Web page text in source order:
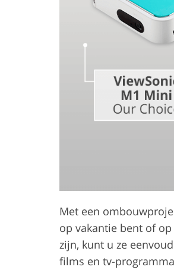
Met een
op vakantie bent of
zijn, kunt u ze
films en tv-